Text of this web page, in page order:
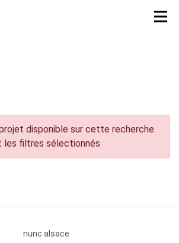
disponible sur cette recherche
les filtres sélectionnés
nunc alsace